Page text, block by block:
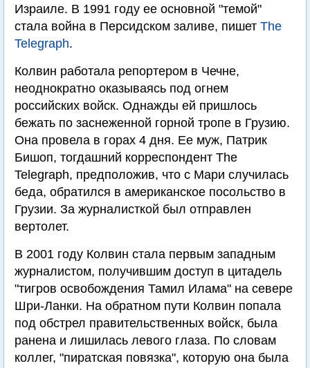
Израиле. В 1991 году ее основной "темой"
стала война в Персидском заливе, пишет The
Telegraph.
Колвин работала репортером в Чечне,
неоднократно оказываясь под огнем
российских войск. Однажды ей пришлось
бежать по заснеженной горной тропе в Грузию.
Она провела в горах 4 дня. Ее муж, Патрик
Бишоп, тогдашний корреспондент The
Telegraph, предположив, что с Мари случилась
беда, обратился в американское посольство в
Грузии. За журналисткой был отправлен
вертолет.
В 2001 году Колвин стала первым западным
журналистом, получившим доступ в цитадель
"тигров освобождения Тамил Илама" на севере
Шри-Ланки. На обратном пути Колвин попала
под обстрел правительственных войск, была
ранена и лишилась левого глаза. По словам
коллег, "пиратская повязка", которую она была